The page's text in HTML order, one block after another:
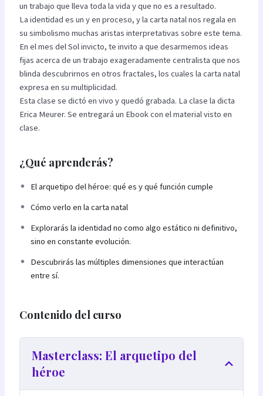
un trabajo que lleva toda la vida y que no es a resultado.
La identidad es un y en proceso, y la carta natal nos regala en
su simbolismo muchas aristas interpretativas sobre este tema.
En el mes del Sol invicto, te invito a que desarmemos ideas
fijas acerca de un trabajo exageradamente centralista que nos
blinda descubrirnos en otros fractales, los cuales la carta natal
expresa en su multiplicidad.
Esta clase se dictó en vivo y quedó grabada. La clase la dicta
Erica Meurer. Se entregará un Ebook con el material visto en
clase.
¿Qué aprenderás?
El arquetipo del héroe: qué es y qué función cumple
Cómo verlo en la carta natal
Explorarás la identidad no como algo estático ni definitivo,
sino en constante evolución.
Descubrirás las múltiples dimensiones que interactúan
entre sí.
Contenido del curso
Masterclass: El arquetipo del
héroe